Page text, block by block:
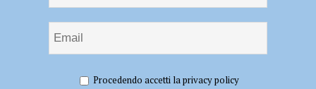
è abbonata al tie break: terzo centro consecutivo al quinto set
Procedendo accetti la privacy policy